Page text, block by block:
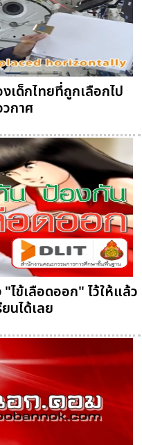
งเด็กไทยที่ถูกเลือกไป
กาศ
ไข้เลือดออก" ไว้ให้แล้ว
นได้เลย